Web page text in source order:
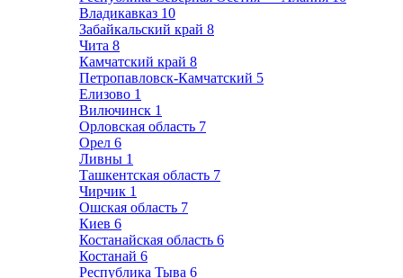
Владикавказ 10
Забайкальский край 8
Чита 8
Камчатский край 8
Петропавловск-Камчатский 5
Елизово 1
Вилючинск 1
Орловская область 7
Орел 6
Ливны 1
Ташкентская область 7
Чирчик 1
Ошская область 7
Киев 6
Костанайская область 6
Костанай 6
Республика Тыва 6